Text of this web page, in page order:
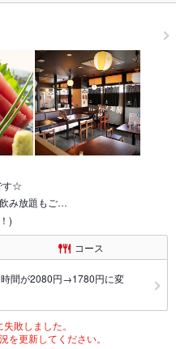
す☆
み放題もご…
)
コース
間が2080円→1780円に変
敗しました。
を更新してください。